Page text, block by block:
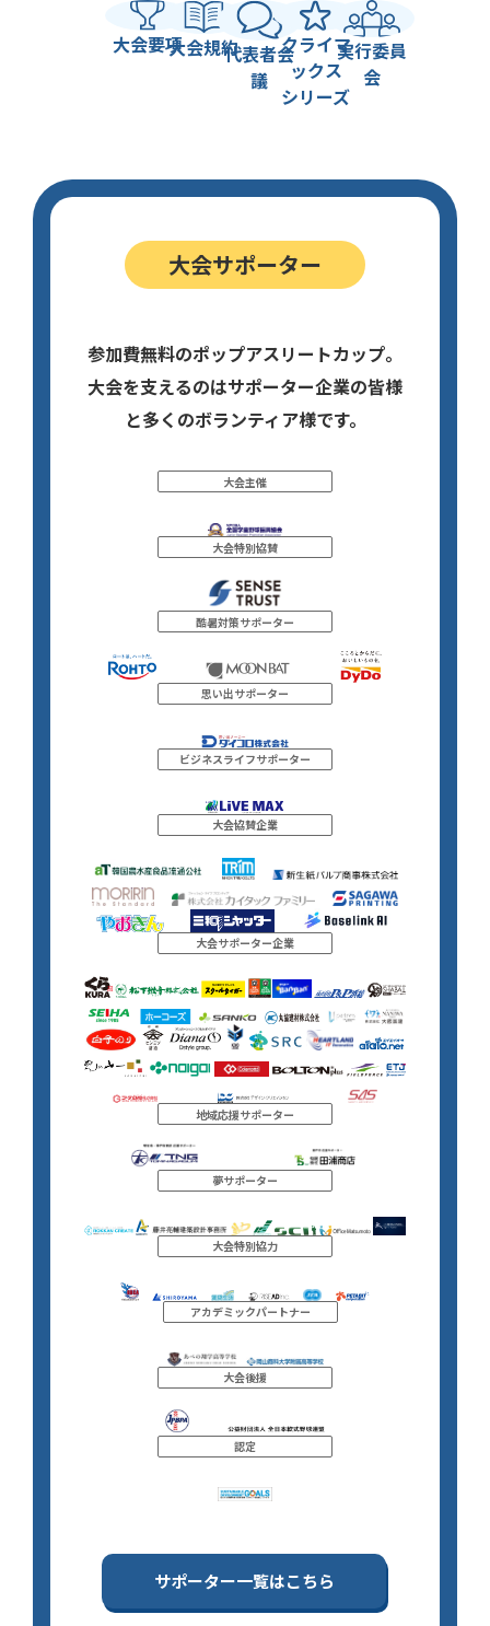
大会要項大会規約代表者会
議
クライマ
ックス
シリーズ
実行委員
会
大会サポーター
参加費無料のポップアスリートカップ。
大会を支えるのはサポーター企業の皆様
と多くのボランティア様です。
大会主催
大会特別協賛
酷暑対策サポーター
思い出サポーター
ビジネスライフサポーター
大会協賛企業
大会サポーター企業
地域応援サポーター
夢サポーター
大会特別協力
アカデミックパートナー
大会後援
認定
サポーター一覧はこちら